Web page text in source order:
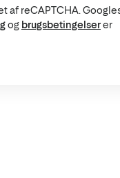
af reCAPTCHA.
og brugsbetingelserer